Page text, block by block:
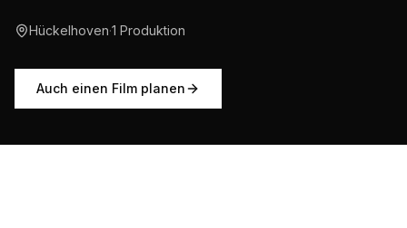
Hückelhoven·1 Produktion
Auch einen Film planen